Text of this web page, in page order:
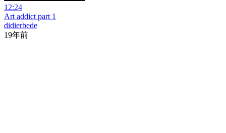
12:24
Art addict part 1
didierbede
19年前